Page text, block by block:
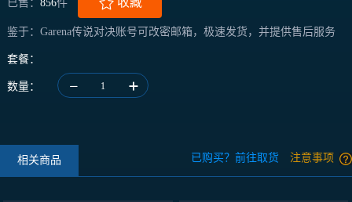
已售： 856件
鉴于：Garena传说对决账号可改密邮箱，极速发货，并提供售后服务
套餐：
数量： 1
相关商品 已购买？前往取货 注意事项